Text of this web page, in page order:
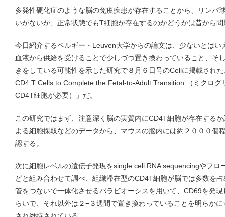
多発性硬化症のような脳の免疫疾患が存在することから、リンパ
いがないが、正常状態でもT細胞が存在するのかどうかは昔から
今日紹介するベルギー・Leuven大学からの論文は、少ないとは
血液から供給を受けることで少しづつ置き換わっていること、そ
きをしている可能性を示した研究で８月６日号のCellに掲載され
CD4 T Cells to Complete the Fetal-to-Adult Transition （ミクログ
CD4T細胞が必要）」だ。
この研究ではまず、注意深く脳の実質内にCD4T細胞が存在する
よる細胞採取などのデータから、マウスの脳内には約２０００個
認する。
次に細胞レベルの遺伝子発現をsingle cell RNA sequencingやフロ
どと組み合わせて調べ、組織滞在型のCD4T細胞が脳では多数を
管をつないで一体化させるパラビオーシスを用いて、CD69を発
らいで、それ以外は２−３週間で置き換わっていることを明らか